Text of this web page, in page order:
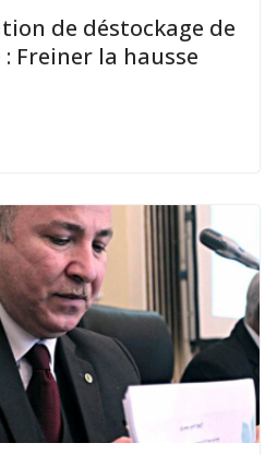
de déstockage de
Freiner la hausse